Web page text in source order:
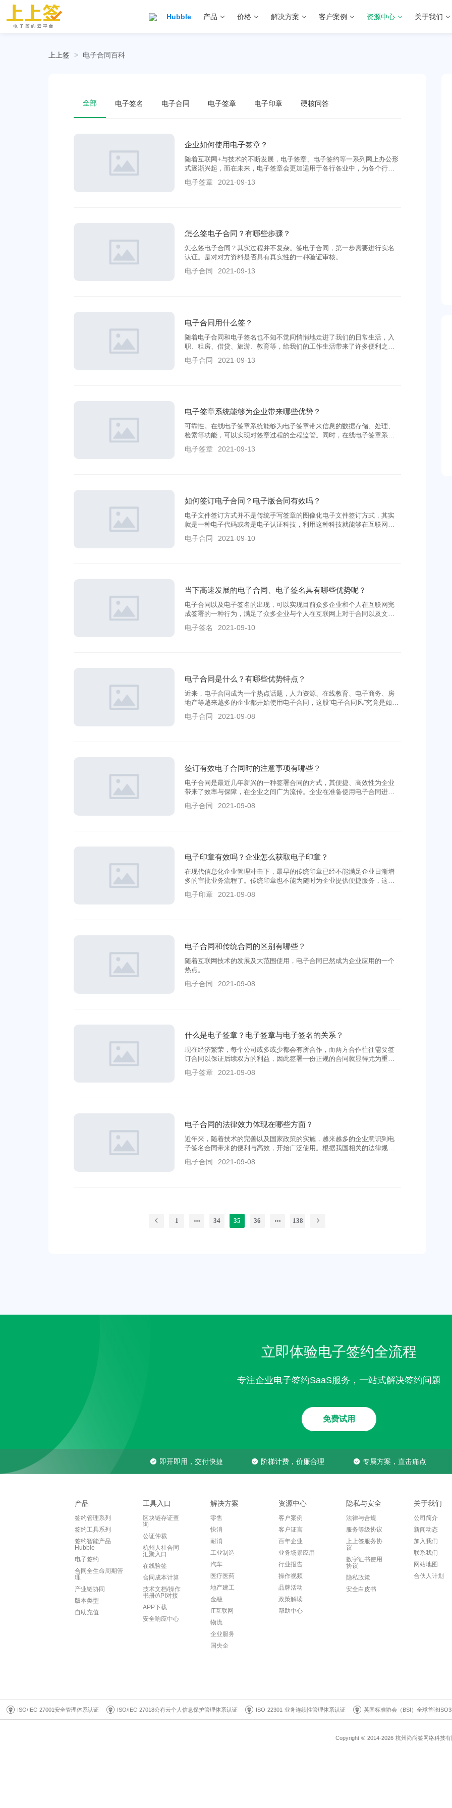
Hubble 产品 价格 解决方案 客户案例 资源中心 关于我们
上上签 > 电子合同百科
全部 电子签名 电子合同 电子签章 电子印章 硬核问答
企业如何使用电子签章？
随着互联网+与技术的不断发展，电子签章、电子签约等一系列网上办公形
式逐渐兴起，而在未来，电子签章会更加适用于各行各业中，为各个行业
带来便利。电子签章如何用？电子签章适合用在什么地方？电子签章应用
的范围比较广泛，其中在销售、人事、项目领域运用的多。
电子签章 2021-09-13
怎么签电子合同？有哪些步骤？
怎么签电子合同？其实过程并不复杂。签电子合同，第一步需要进行实名
认证。是对对方资料是否具有真实性的一种验证审核。
电子合同 2021-09-13
电子合同用什么签？
随着电子合同和电子签名也不知不觉间悄悄地走进了我们的日常生活，入
职、租房、借贷、旅游、教育等，给我们的工作生活带来了许多便利之
处。那么，面对这个新兴的事物和市面上众多的服务商，那么电子合同用
什么签呢？怎么才能找到靠谱的第三方电子签名服务平台呢？
电子合同 2021-09-13
电子签章系统能够为企业带来哪些优势？
可靠性。在线电子签章系统能够为电子签章带来信息的数据存储、处理、
检索等功能，可以实现对签章过程的全程监管。同时，在线电子签章系统
还为了保障企业印章的管理，会精确查询每次印章签署过程在公安部数据
中心留下的详细操作记录，保证了签印过程的不可抵赖。
电子签章 2021-09-13
如何签订电子合同？电子版合同有效吗？
电子文件签订方式并不是传统手写签章的图像化电子文件签订方式，其实
就是一种电子代码或者是电子认证科技，利用这种科技就能够在互联网上
轻松验证当事人的身份，并且还能够依赖这种电子认证科技来确认电子合
同是否在传输的过程当中被他人改动过。
电子合同 2021-09-10
当下高速发展的电子合同、电子签名具有哪些优势呢？
电子合同以及电子签名的出现，可以实现目前众多企业和个人在互联网完
成签署的一种行为，满足了众多企业与个人在互联网上对于合同以及文件
的签署需求，同时也为合同的签署带来了一个便捷高效的签署效率。那当
下数字化签名具有哪些优势呢?
电子签名 2021-09-10
电子合同是什么？有哪些优势特点？
近来，电子合同成为一个热点话题，人力资源、在线教育、电子商务、房
地产等越来越多的企业都开始使用电子合同，这股“电子合同风”究竟是如何
刮起来的，电子合同究竟好在哪里？今天就给大家揭秘。
电子合同 2021-09-08
签订有效电子合同时的注意事项有哪些？
电子合同是最近几年新兴的一种签署合同的方式，其便捷、高效性为企业
带来了效率与保障，在企业之间广为流传。企业在准备使用电子合同进行
签约时，常常不清楚电子合同应当怎么签，电子合同怎么签才有效？电子
合同在签订的时候要注意以下几个事项：
电子合同 2021-09-08
电子印章有效吗？企业怎么获取电子印章？
在现代信息化企业管理冲击下，最早的传统印章已经不能满足企业日渐增
多的审批业务流程了。传统印章也不能为随时为企业提供便捷服务，这样
企业会产生巨大的时间成本和管理成本。
电子印章 2021-09-08
电子合同和传统合同的区别有哪些？
随着互联网技术的发展及大范围使用，电子合同已然成为企业应用的一个
热点。
电子合同 2021-09-08
什么是电子签章？电子签章与电子签名的关系？
现在经济繁荣，每个公司或多或少都会有所合作，而两方合作往往需要签
订合同以保证后续双方的利益，因此签署一份正规的合同就显得尤为重
要。相比起纸质合同，电子合同具有很多的优势，已经成为当下签署合同
的主要形式。其中，电子签章技术又是电子合同的重中之重，因此选择安
电子签章 2021-09-08
电子合同的法律效力体现在哪些方面？
近年来，随着技术的完善以及国家政策的实施，越来越多的企业意识到电
子签名合同带来的便利与高效，开始广泛使用。根据我国相关的法律规
定，只要符合要求的电子签名合同与纸质合同拥有同样的法律效力。接下
来就来看一下电子签名合同的法律效力体现在哪些方面
电子合同 2021-09-08
1 34 35 36 138
立即体验电子签约全流程
专注企业电子签约SaaS服务，一站式解决签约问题
免费试用
即开即用，交付快捷 阶梯计费，价廉合理 专属方案，直击痛点
产品
签约管理系列
签约工具系列
签约智能产品
Hubble
电子签约
合同全生命周期管
理
产业链协同
版本类型
自助充值
工具入口
区块链存证查
询
公证仲裁
杭州人社合同
汇聚入口
在线验签
合同成本计算
技术文档/操作
书册/API对接
APP下载
安全响应中心
解决方案
零售
快消
耐消
工业制造
汽车
医疗医药
地产建工
金融
IT互联网
物流
企业服务
国央企
资源中心
客户案例
客户证言
百年企业
业务场景应用
行业报告
操作视频
品牌活动
政策解读
帮助中心
隐私与安全
法律与合规
服务等级协议
上上签服务协
议
数字证书使用
协议
隐私政策
安全白皮书
关于我们
公司简介
新闻动态
加入我们
联系我们
网站地图
合伙人计划
ISO/IEC 27001安全管理体系认证 ISO/IEC 27018公有云个人信息保护管理体系认证 ISO 22301 业务连续性管理体系认证 英国标准协会（BSI）全球首张
Copyright © 2014-2026 杭州尚尚签网络科技